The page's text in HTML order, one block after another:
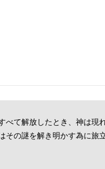
べて解放したとき、神は現れ
その謎を解き明かす為に旅